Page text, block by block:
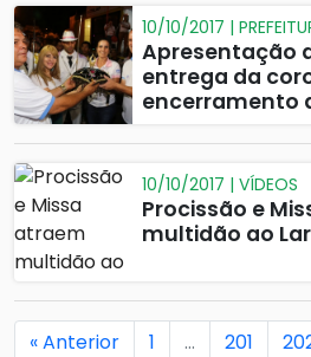
10/10/2017 |
Apresentação
entrega da
encerramento
10/10/2017 | VÍDEOS
Procissão e
multidão ao
« Anterior 1 … 201